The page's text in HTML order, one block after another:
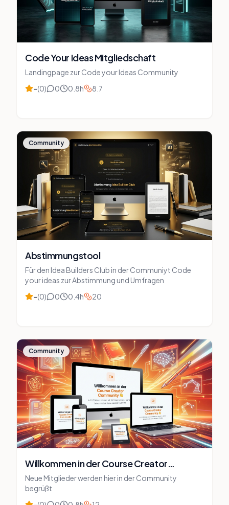
Code Your Ideas Mitgliedschaft
Landingpage zur Code your Ideas Community
–(0) 0 0.8h 8.7
Community
Abstimmungstool
Für den Idea Builders Club in der Communiyt Code
your ideas zur Abstimmung und Umfragen
–(0) 0 0.4h 20
Community
Willkommen in der Course Creator
Community
Neue Mitglieder werden hier in der Community
begrüßt